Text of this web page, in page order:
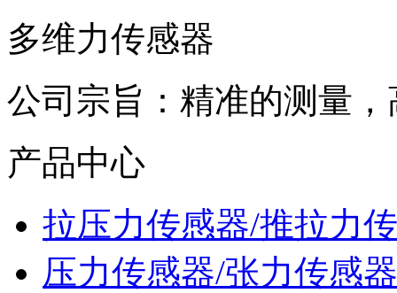
多维力传感器
公司宗旨：精准的测量
产品中心
拉压力传感器/推拉力
压力传感器/张力传感器